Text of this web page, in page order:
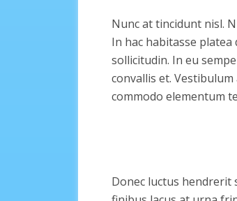
Nunc at tincidunt nisl.
In hac habitasse
sollicitudin. In eu
convallis et.
commodo elementum
Donec luctus hendrerit